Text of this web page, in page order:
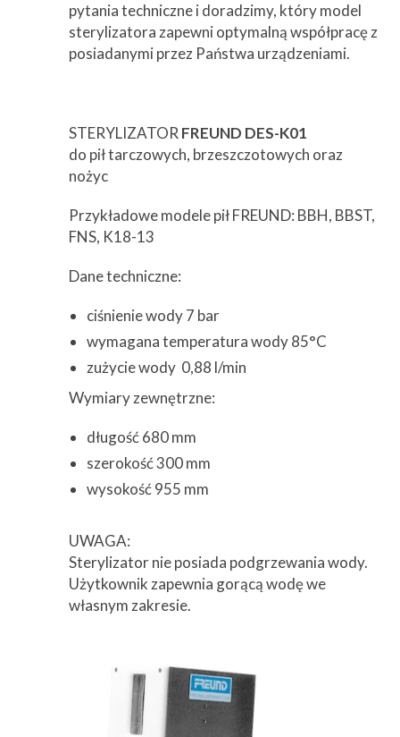
pytania techniczne i doradzimy, który model
sterylizatora zapewni optymalną współpracę z
posiadanymi przez Państwa urządzeniami.
STERYLIZATOR FREUND DES-K01
do pił tarczowych, brzeszczotowych oraz
nożyc
Przykładowe modele pił FREUND: BBH, BBST,
FNS, K18-13
Dane techniczne:
ciśnienie wody 7 bar
wymagana temperatura wody 85°C
zużycie wody 0,88 l/min
Wymiary zewnętrzne:
długość 680 mm
szerokość 300 mm
wysokość 955 mm
UWAGA:
Sterylizator nie posiada podgrzewania wody.
Użytkownik zapewnia gorącą wodę we
własnym zakresie.